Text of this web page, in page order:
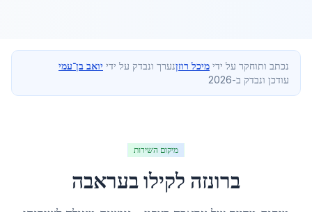
נכתב ותוחקר על ידי מיכל רוזןנערך ונבדק על ידי יואב בן־עמי
עודכן ונבדק ב-2026
מיקום השירות
ברונזה לקילובעראבה